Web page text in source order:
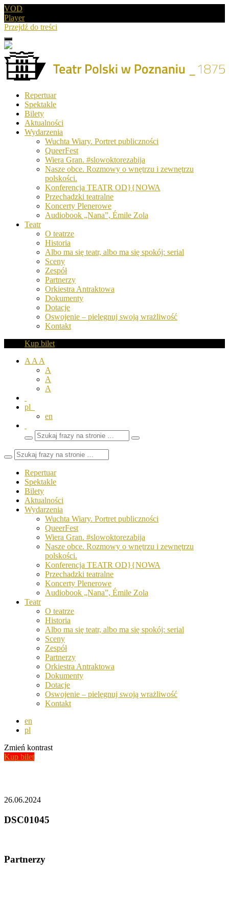
VOD
Player
Przejdź do treści
Menu
Drugie
logo
Teatr
Polski
Poznaniu
Repertuar
Spektakle
Bilety
Aktualności
Wydarzenia
Wuchta Wiary. Portret publiczności
QueerFest
Wiera Gran. #slowoktorezabija
Nasze obce. Rozmowy o wnętrzu i zewnętrzu
polskości.
Konferencja TEATR OD}{NOWA
Przechadzki teatralne
Koncerty Plenerowe
Audiobook „Nana”, Émile Zola
Teatr
O teatrze
Historia
Albo ma się teatr, albo ma się spokój: serial
Sceny
Zespół
Partnerzy
Orkiestra Antraktowa
Dokumenty
Dotacje
Oswojenie – pielęgnuj swoją wrażliwość
Kontakt
Kup bilet
A A A
A
A
A
pl
en
Wyszukaj
frazy
Zamknij
Repertuar
Spektakle
Bilety
Aktualności
Wydarzenia
Wuchta Wiary. Portret publiczności
QueerFest
Wiera Gran. #slowoktorezabija
Nasze obce. Rozmowy o wnętrzu i zewnętrzu
polskości.
Konferencja TEATR OD}{NOWA
Przechadzki teatralne
Koncerty Plenerowe
Audiobook „Nana”, Émile Zola
Teatr
O teatrze
Historia
Albo ma się teatr, albo ma się spokój: serial
Sceny
Zespół
Partnerzy
Orkiestra Antraktowa
Dokumenty
Dotacje
Oswojenie – pielęgnuj swoją wrażliwość
Kontakt
en
pl
Zmień kontrast
Kup bilet
26.06.2024
DSC01045
Partnerzy